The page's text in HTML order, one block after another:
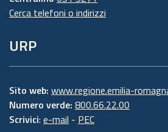
Cerca telefoni o indirizzi
URP
Sito web: www.regione.emilia-
Numero verde: 800.66.22.00
Scrivici: e-mail - PEC